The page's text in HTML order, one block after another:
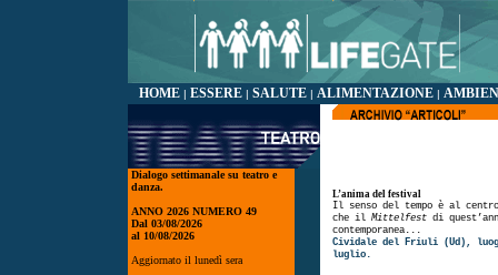
HOME | ESSERE | SALUTE | ALIMENTAZIONE |
Dialogo settimanale su teatro e
danza.
ANNO 2026 NUMERO 49
Dal 03/08/2026
al 10/08/2026
Aggiornato il lunedì sera
L’anima del festival
Il senso del tempo è al
che il Mittelfest di
contemporanea...
Cividale del Friuli (Ud),
luglio.